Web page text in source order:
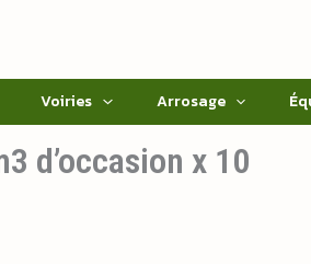
Voiries Arrosage
d’occasion x 10